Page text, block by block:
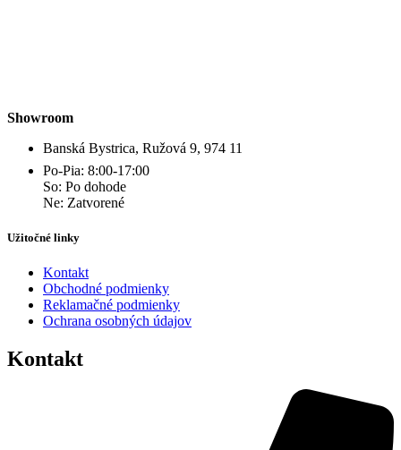
Showroom
Banská Bystrica, Ružová 9, 974 11
Po-Pia: 8:00-17:00
So: Po dohode
Ne: Zatvorené
Užitočné linky
Kontakt
Obchodné podmienky
Reklamačné podmienky
Ochrana osobných údajov
Kontakt